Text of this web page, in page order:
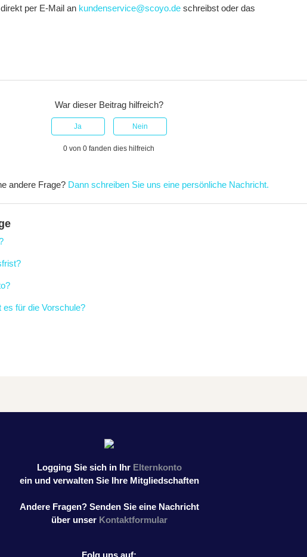
per E-Mail an kundenservice@scoyo.de schreibst oder das
War dieser Beitrag hilfreich?
0 von 0 fanden dies hilfreich
andere Frage? Dann schreiben Sie uns eine persönliche Nachricht.
es für die Vorschule?
Logging Sie sich in Ihr Elternkonto
ein und verwalten Sie Ihre Mitgliedschaften
Andere Fragen? Senden Sie eine Nachricht
über unser Kontaktformular